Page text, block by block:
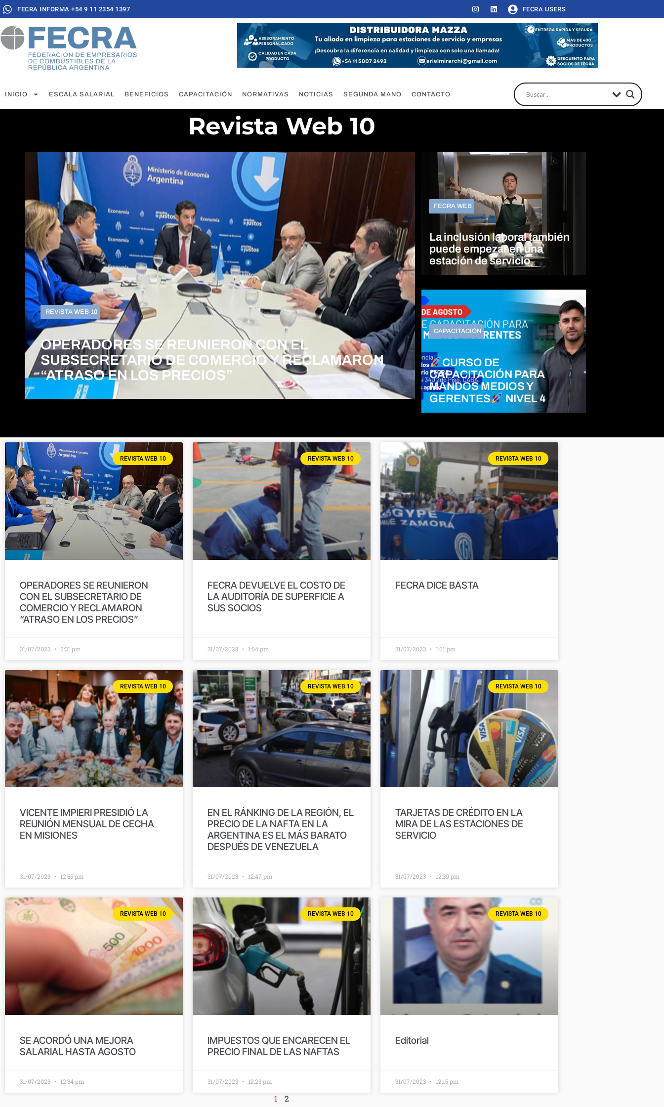
FECRA INFORMA +54 9 11 2354 1397 FECRA USERS
INICIO ESCALA SALARIAL BENEFICIOS CAPACITACIÓN NORMATIVAS NOTICIAS SEGUNDA MANO CONTACTO
Revista Web 10
REVISTA WEB 10
OPERADORES SE REUNIERON CON EL
SUBSECRETARIO DE COMERCIO Y RECLAMARON
“ATRASO EN LOS PRECIOS”
FECRA WEB
La inclusión laboral también
puede empezar en una
estación de servicio
CAPACITACIÓN
CURSO DE
CAPACITACIÓN PARA
MANDOS MEDIOS Y
GERENTES
NIVEL 4
REVISTA WEB 10
OPERADORES SE REUNIERON
CON EL SUBSECRETARIO DE
COMERCIO Y RECLAMARON
“ATRASO EN LOS PRECIOS”
31/07/2023 2:31 pm
REVISTA WEB 10
FECRA DEVUELVE EL COSTO DE
LA AUDITORÍA DE SUPERFICIE A
SUS SOCIOS
31/07/2023 1:04 pm
REVISTA WEB 10
FECRA DICE BASTA
31/07/2023 1:01 pm
REVISTA WEB 10
VICENTE IMPIERI PRESIDIÓ LA
REUNIÓN MENSUAL DE CECHA
EN MISIONES
31/07/2023 12:55 pm
REVISTA WEB 10
EN EL RÁNKING DE LA REGIÓN, EL
PRECIO DE LA NAFTA EN LA
ARGENTINA ES EL MÁS BARATO
DESPUÉS DE VENEZUELA
31/07/2023 12:47 pm
REVISTA WEB 10
TARJETAS DE CRÉDITO EN LA
MIRA DE LAS ESTACIONES DE
SERVICIO
31/07/2023 12:39 pm
REVISTA WEB 10
SE ACORDÓ UNA MEJORA
SALARIAL HASTA AGOSTO
31/07/2023 12:34 pm
REVISTA WEB 10
IMPUESTOS QUE ENCARECEN EL
PRECIO FINAL DE LAS NAFTAS
31/07/2023 12:23 pm
REVISTA WEB 10
Editorial
31/07/2023 12:15 pm
1 2